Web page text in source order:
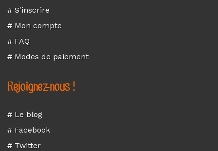
# S'inscrire
# Mon compte
# FAQ
# Modes de paiement
Rejoignez-nous !
# Le blog
# Facebook
# Twitter